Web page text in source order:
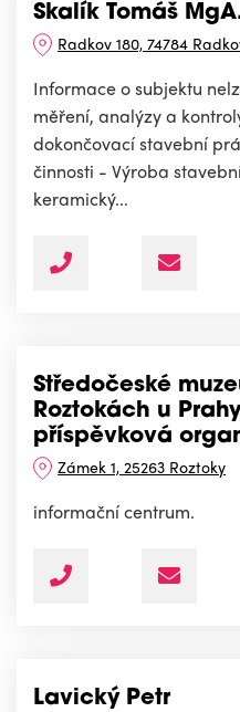
Skalík Tomáš
Radkov 180, 74784
Informace o subjektu
měření, analýzy a
dokončovací stavební
činnosti - Výroba
keramický...
Středočeské
Roztokách u
příspěvková
Zámek 1, 25263 Roztoky
informační centrum.
Lavický Petr